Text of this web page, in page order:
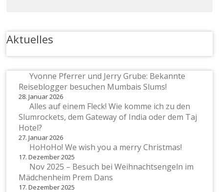
Aktuelles
Yvonne Pferrer und Jerry Grube: Bekannte
Reiseblogger besuchen Mumbais Slums!
28. Januar 2026
Alles auf einem Fleck! Wie komme ich zu den
Slumrockets, dem Gateway of India oder dem Taj
Hotel?
27. Januar 2026
HoHoHo! We wish you a merry Christmas!
17. Dezember 2025
Nov 2025 – Besuch bei Weihnachtsengeln im
Mädchenheim Prem Dans
17. Dezember 2025